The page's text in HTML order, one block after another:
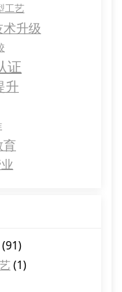
工艺
升级
证
升
育
(91)
(1)